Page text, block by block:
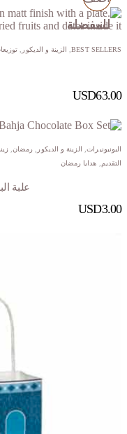
للمفضلة
BEST SELLERS
, الزينة و الديكور
USD63.00
للمفضلة
البونبونيرات, الزينة و الديكور رمضان,
التقديم
هدايا رمضان
علبة
USD3.00
للمفضلة
للمفضلة